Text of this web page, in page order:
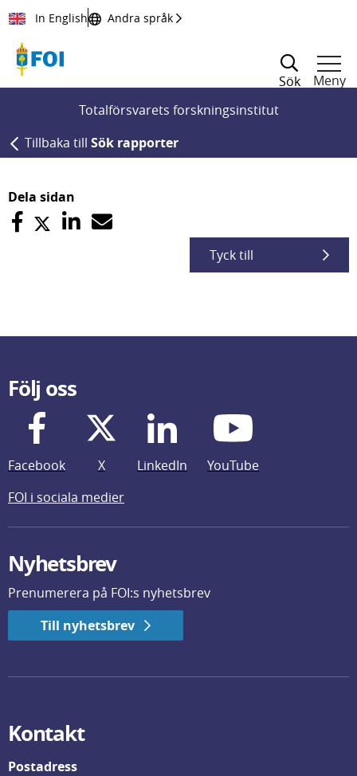
Till innehållet
In English Andra språk
Sök
Meny
Totalförsvarets forskningsinstitut
Tillbaka till Sök rapporter
Dela sidan
Tyck till
Följ oss
Facebook X LinkedIn
YouTube
FOI i sociala medier
Nyhetsbrev
Prenumerera på FOI:s nyhetsbrev
Till nyhetsbrev
Kontakt
Postadress